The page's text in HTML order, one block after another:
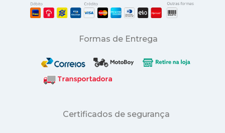
Formas de Entrega
Certificados de segurança